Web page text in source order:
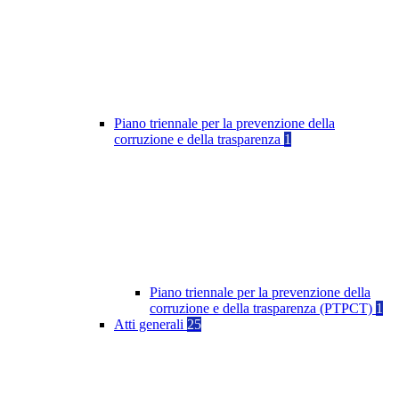
Piano triennale per la prevenzione della
corruzione e della trasparenza 1
Piano triennale per la prevenzione della
corruzione e della trasparenza (PTPCT) 1
Atti generali 25